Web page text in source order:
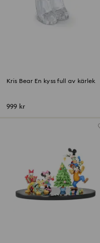
Kris Bear En kyss full av kärlek
999 kr